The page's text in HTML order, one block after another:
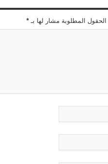
المطلوبة مشار لها بـ *